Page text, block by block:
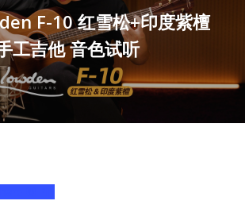
F-10 红雪松+印度紫檀
工吉他 音色试听